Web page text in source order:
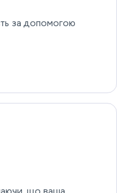
за допомогою